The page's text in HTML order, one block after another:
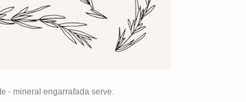
- mineral engarrafada serve.